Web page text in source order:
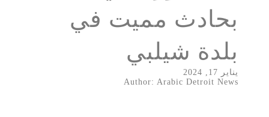
بحادث مميت في
بلدة شيلبي
يناير 17, 2024
Author: Arabic Detroit News